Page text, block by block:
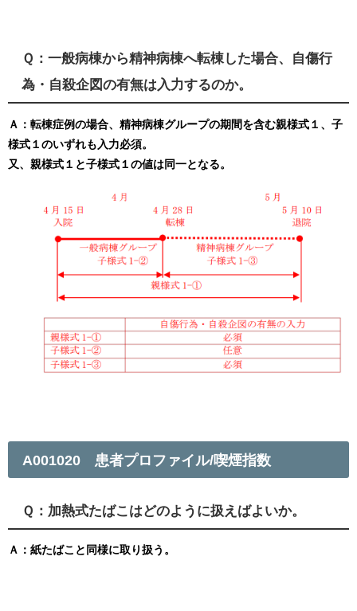
Ｑ：一般病棟から精神病棟へ転棟した場合、自傷行
為・自殺企図の有無は入力するのか。
Ａ：転棟症例の場合、精神病棟グループの期間を含む親様式１、子
様式１のいずれも入力必須。
又、親様式１と子様式１の値は同一となる。
A001020 患者プロファイル/喫煙指数
Ｑ：加熱式たばこはどのように扱えばよいか。
Ａ：紙たばこと同様に取り扱う。